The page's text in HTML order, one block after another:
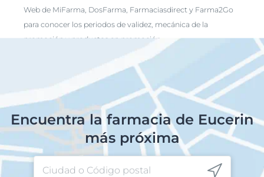
Web de MiFarma, DosFarma, Farmaciasdirect y Farma2Go
para conocer los periodos de validez, mecánica de la
promoción y productos en promoción.
Encuentra la farmacia de Eucerin
más próxima